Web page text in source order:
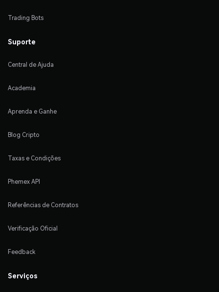
Trading Bots
Suporte
Central de Ajuda
Academia
Aprenda e Ganhe
Blog Cripto
Taxas e Condições
Phemex API
Referências de Contratos
Verificação Oficial
Feedback
Serviços